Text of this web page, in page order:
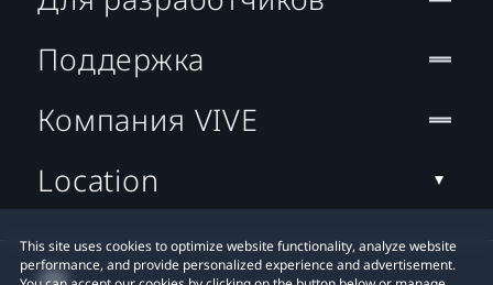
This site uses cookies to optimize website functionality, analyze website
performance, and provide personalized experience and advertisement.
Поддержка
Компания VIVE
Location